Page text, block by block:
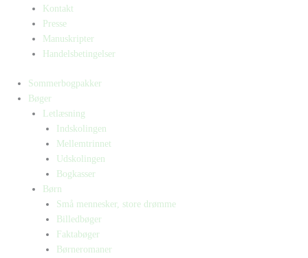
Kontakt
Presse
Manuskripter
Handelsbetingelser
Sommerbogpakker
Bøger
Letlæsning
Indskolingen
Mellemtrinnet
Udskolingen
Bogkasser
Børn
Små mennesker, store drømme
Billedbøger
Faktabøger
Børneromaner